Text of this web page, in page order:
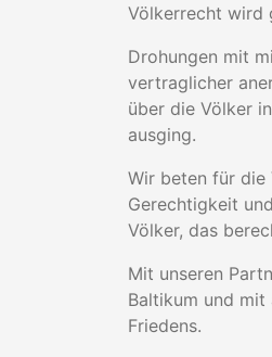
Völkerrecht wird
Drohungen mit
vertraglicher
über die Völker
ausging.
Wir beten für die
Gerechtigkeit
Völker, das
Mit unseren
Baltikum und mit
Friedens.